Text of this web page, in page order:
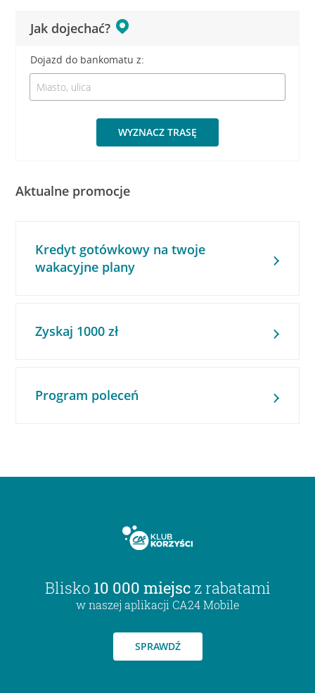
Jak dojechać?
Dojazd do bankomatu z:
WYZNACZ TRASĘ
Aktualne promocje
Kredyt gotówkowy na twoje
wakacyjne plany
Zyskaj 1000 zł
Program poleceń
Blisko 10 000 miejsc z rabatami
w naszej aplikacji CA24 Mobile
SPRAWDŹ